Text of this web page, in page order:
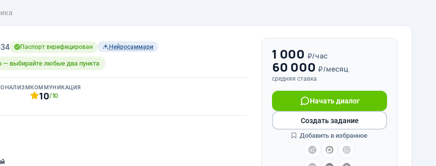
Паспорт верифицирован Нейросаммари
— выбирайте любые два пункта
КОММУНИКАЦИЯ
10/10
1 000 ₽/час
60 000 ₽/месяц
средняя ставка
Начать диалог
Создать задание
Добавить в избранное